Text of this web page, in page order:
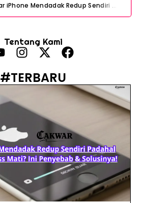
Layar iPhone Mendadak Redup Sendiri Padahal Auto-Brightness Mati? Ini Penyebab & Solusinya!
Prabowo Sebut ‘Londo Ireng’, Ray Rangkuti Desak DPR Bersikap, Ini Ulasan Politiknya
MAKI Soroti Penahanan Eks Jampidsus Febrie Adriansyah Tanpa Rompi Pink
Babak Baru Kasus Febrie Adriansyah, Rencana Praperadilan Penyitaan Emas dan Uang Tunai Jadi Sorotan
Baterai Apple Watch Cepat Boros? Ini Penyebab dan Cara Mengatasinya
HP Huawei Cepat Panas? Ini Penyebab Utama dan Cara Mengatasinya
Tentang Kami
#TERBARU